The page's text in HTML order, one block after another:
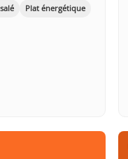
Plat énergétique